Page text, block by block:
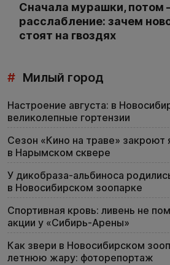
Сначала мурашки, потом
расслабление: зачем
стоят на гвоздях
# Милый город
Настроение августа: в
великолепные гортензии
Сезон «Кино на траве» закроют
в Нарымском сквере
У дикобраза-альбиноса
в Новосибирском зоопарке
Спортивная кровь: ливень не
акции у «Сибирь-Арены»
Как звери в Новосибирском
летнюю жару: фоторепортаж